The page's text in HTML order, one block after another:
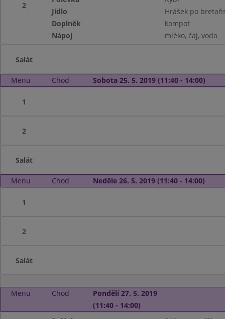
2
Jídlo
Hrášek po
Doplněk
kompot
Nápoj
mléko, čaj, voda
Salát
Menu Chod Sobota 25. 5. 2019 (11:40 - 14:00)
1
2
Salát
Menu Chod Neděle 26. 5. 2019 (11:40 - 14:00)
1
2
Salát
Menu Chod
Pondělí 27. 5. 2019
(11:40 - 14:00)